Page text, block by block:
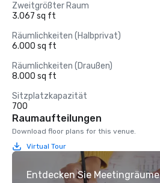
Zweitgrößter Raum
3.067 sq ft
Räumlichkeiten (Halbprivat)
6.000 sq ft
Räumlichkeiten (Draußen)
8.000 sq ft
Sitzplatzkapazität
700
Raumaufteilungen
Download floor plans for this venue.
Virtual Tour
Entdecken Sie Meetingräume